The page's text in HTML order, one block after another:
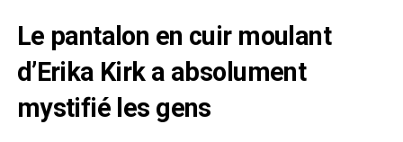
Le pantalon en cuir moulant
d’Erika Kirk a absolument
mystifié les gens